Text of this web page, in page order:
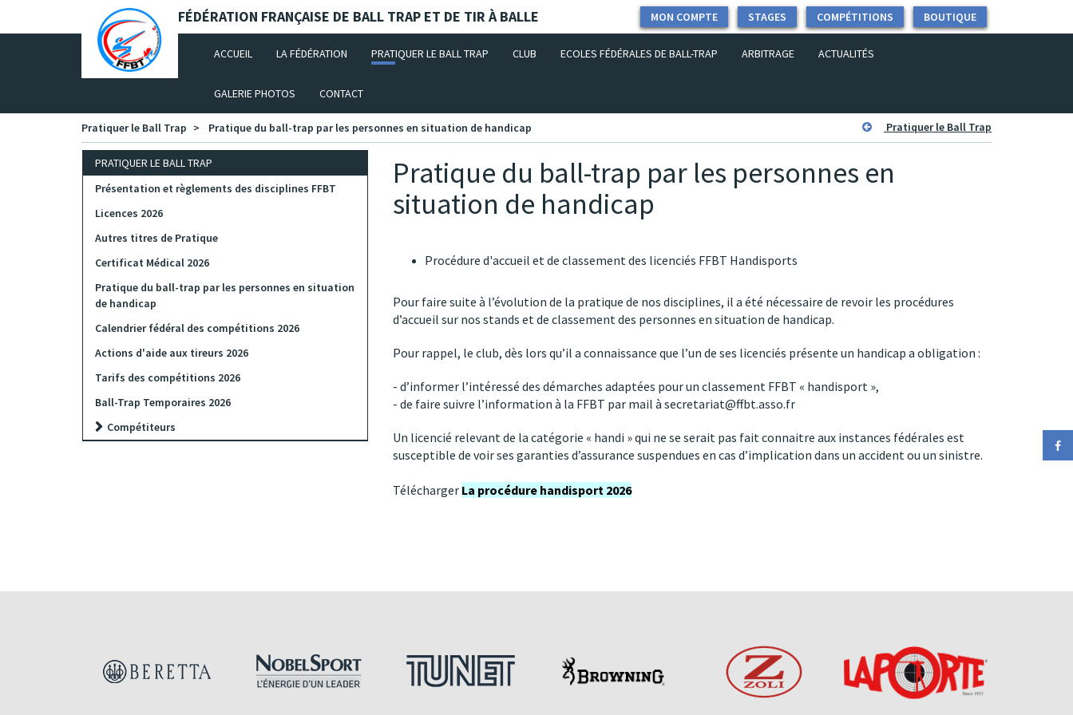
Panneau de gestion des cookies FÉDÉRATION FRANÇAISE DE BALL TRAP ET DE TIR À BALLE BOUTIQUE
COMPÉTITIONS
STAGES
MON COMPTE
ACCUEIL (CURRENT)
LA FÉDÉRATION PRATIQUER LE BALL TRAP CLUB ECOLES FÉDÉRALES DE BALL-TRAP ARBITRAGE ACTUALITÉS
GALERIE PHOTOS CONTACT
Pratiquer le Ball Trap Pratique du ball-trap par les personnes en situation de handicap Pratiquer le Ball Trap
PRATIQUER LE BALL TRAP
Présentation et règlements des disciplines FFBT
Licences 2026
Autres titres de Pratique
Certificat Médical 2026
Pratique du ball-trap par les personnes en situation
de handicap
Calendrier fédéral des compétitions 2026
Actions d'aide aux tireurs 2026
Tarifs des compétitions 2026
Ball-Trap Temporaires 2026
Compétiteurs
Pratique du ball-trap par les personnes en
situation de handicap
Procédure d'accueil et de classement des licenciés FFBT Handisports
Pour faire suite à l’évolution de la pratique de nos disciplines, il a été nécessaire de revoir les procédures
d’accueil sur nos stands et de classement des personnes en situation de handicap.
Pour rappel, le club, dès lors qu’il a connaissance que l’un de ses licenciés présente un handicap a obligation :
- d’informer l’intéressé des démarches adaptées pour un classement FFBT « handisport »,
- de faire suivre l’information à la FFBT par mail à secretariat@ffbt.asso.fr
Un licencié relevant de la catégorie « handi » qui ne se serait pas fait connaitre aux instances fédérales est
susceptible de voir ses garanties d’assurance suspendues en cas d’implication dans un accident ou un sinistre.
Télécharger La procédure handisport 2026